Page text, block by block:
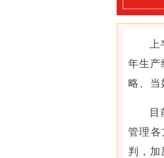
上
年生产
略、当
管理
判，